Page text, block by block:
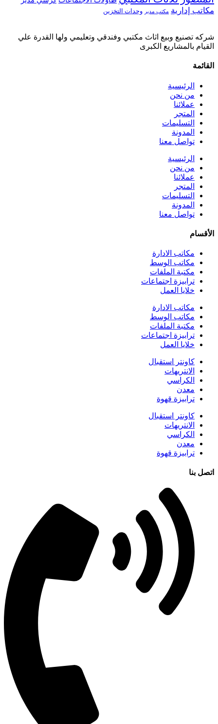
مكاتب إدارية مكتب مدير وحدات التخزين
شركه تصنيع وبيع اثاث مكتبي وفندقي وتعليمي ولها القدرة علي
القيام بالمشاريع الكبرى
القائمة
الرئيسية
من نحن
عملائنا
المتجر
التسليمات
المدونة
تواصل معنا
الرئيسية
من نحن
عملائنا
المتجر
التسليمات
المدونة
تواصل معنا
الأقسام
مكاتب الادارة
مكاتب الوسط
مكتبة الملفات
ترابيزة اجتماعات
خلايا العمل
مكاتب الادارة
مكاتب الوسط
مكتبة الملفات
ترابيزة اجتماعات
خلايا العمل
كاونتر استقبال
الانتريهات
الكراسي
معدن
ترابيزة قهوة
كاونتر استقبال
الانتريهات
الكراسي
معدن
ترابيزة قهوة
اتصل بنا